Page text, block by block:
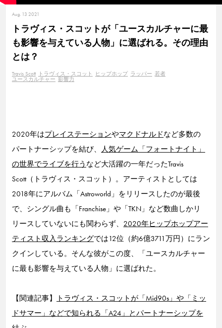
Aug. 13 2021
トラヴィス・スコットが「ユースカルチャーに最
も影響を与えている人物」に選ばれる。その理由
とは？
Travis Scott トラヴィス・スコット ヒップホップ ラッパー 若者
ユースカルチャー 影響力
2020年はプレイステーションやマクドナルドなど多数の
パートナーシップを結び、 人気ゲーム「フォートナイト」
の世界でライブを行う など大活躍の一年だったTravis
Scott（トラヴィス・スコット）。アーティストとしては
2018年にアルバム「Astroworld」をリリースしたのが最後
で、シングル曲も「Franchise」や「TKN」など数曲しかリ
リースしていないにも関わらず、 2020年ヒップホップアー
ティスト収入ランキングでは12位（約6億3711万円）にラン
クインしている。そんな彼がこの度、「ユースカルチャー
に最も影響を与えている人物」に選ばれた。
【関連記事】
トラヴィス・スコットが「Mid90s」や「ミッ
ドサマー」などで知られる「A24」とパートナーシップを